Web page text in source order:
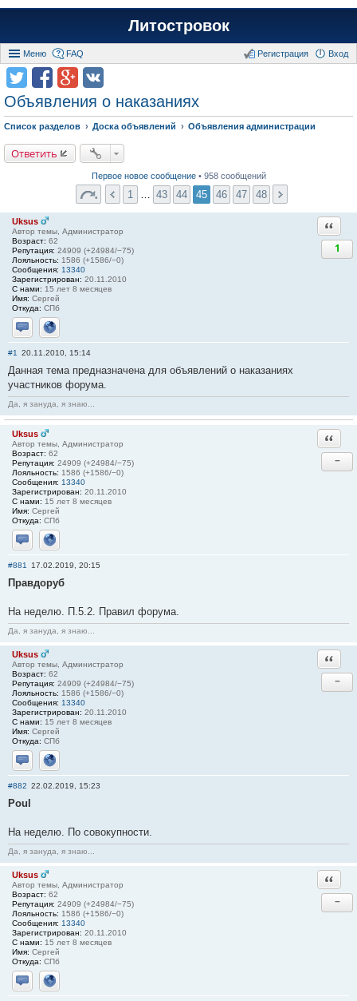
Литостровок
Меню FAQ Вход
Регистрация
Объявления о наказаниях
Список разделов Доска объявлений Объявления администрации
Ответить
Первое новое сообщение• 958 сообщений
1 43 44 45 46 47 48
Uksus
Автор темы, Администратор
Возраст: 62
Репутация: 24909 (+24984/−75)
Лояльность: 1586 (+1586/−0)
Сообщения: 13340
Зарегистрирован: 20.11.2010
С нами: 15 лет 8 месяцев
Имя: Сергей
Откуда: СПб
Отправить личное сообщение
Сайт
1
#1 20.11.2010, 15:14
Данная тема предназначена для объявлений о наказаниях
участников форума.
Да, я зануда, я знаю...
Uksus
Автор темы, Администратор
Возраст: 62
Репутация: 24909 (+24984/−75)
Лояльность: 1586 (+1586/−0)
Сообщения: 13340
Зарегистрирован: 20.11.2010
С нами: 15 лет 8 месяцев
Имя: Сергей
Откуда: СПб
Отправить личное сообщение
Сайт
−
#881 17.02.2019, 20:15
Правдоруб
На неделю. П.5.2. Правил форума.
Да, я зануда, я знаю...
Uksus
Автор темы, Администратор
Возраст: 62
Репутация: 24909 (+24984/−75)
Лояльность: 1586 (+1586/−0)
Сообщения: 13340
Зарегистрирован: 20.11.2010
С нами: 15 лет 8 месяцев
Имя: Сергей
Откуда: СПб
Отправить личное сообщение
Сайт
−
#882 22.02.2019, 15:23
Poul
На неделю. По совокупности.
Да, я зануда, я знаю...
Uksus
Автор темы, Администратор
Возраст: 62
Репутация: 24909 (+24984/−75)
Лояльность: 1586 (+1586/−0)
Сообщения: 13340
Зарегистрирован: 20.11.2010
С нами: 15 лет 8 месяцев
Имя: Сергей
Откуда: СПб
Отправить личное сообщение
Сайт
−